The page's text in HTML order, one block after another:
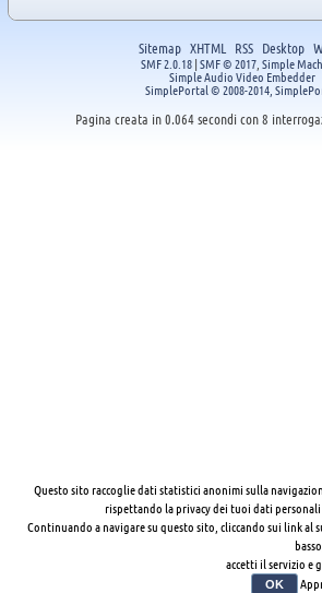
Sitemap XHTML RSS Desktop
SMF 2.0.18|SMF © 2017 Simple
Simple Audio Video Embedder
SimplePortal © 2008-2014,
Pagina creata in 0.064 secondi con 8
Questo sito raccoglie dati statistici anonimi sulla
rispettando la privacy dei tuoi dati
Continuando a navigare su questo sito, cliccando sui link
basso,
accetti il servizio e
OK